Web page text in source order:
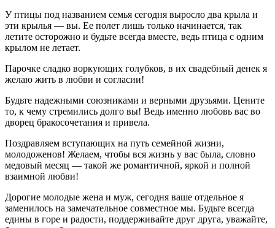
У птицы под названием семья сегодня выросло два крыла и
эти крылья — вы. Ее полет лишь только начинается, так
летите осторожно и будьте всегда вместе, ведь птица с одним
крылом не летает.
Парочке сладко воркующих голубков, в их свадебный денек я
желаю жить в любви и согласии!
Будьте надежными союзниками и верными друзьями. Цените
то, к чему стремились долго вы! Ведь именно любовь вас во
дворец бракосочетания и привела.
Поздравляем вступающих на путь семейной жизни,
молодоженов! Желаем, чтобы вся жизнь у вас была, словно
медовый месяц — такой же романтичной, яркой и полной
взаимной любви!
Дорогие молодые жена и муж, сегодня ваше отдельное я
заменилось на замечательное совместное мы. Будьте всегда
едины в горе и радости, поддерживайте друг друга, уважайте,